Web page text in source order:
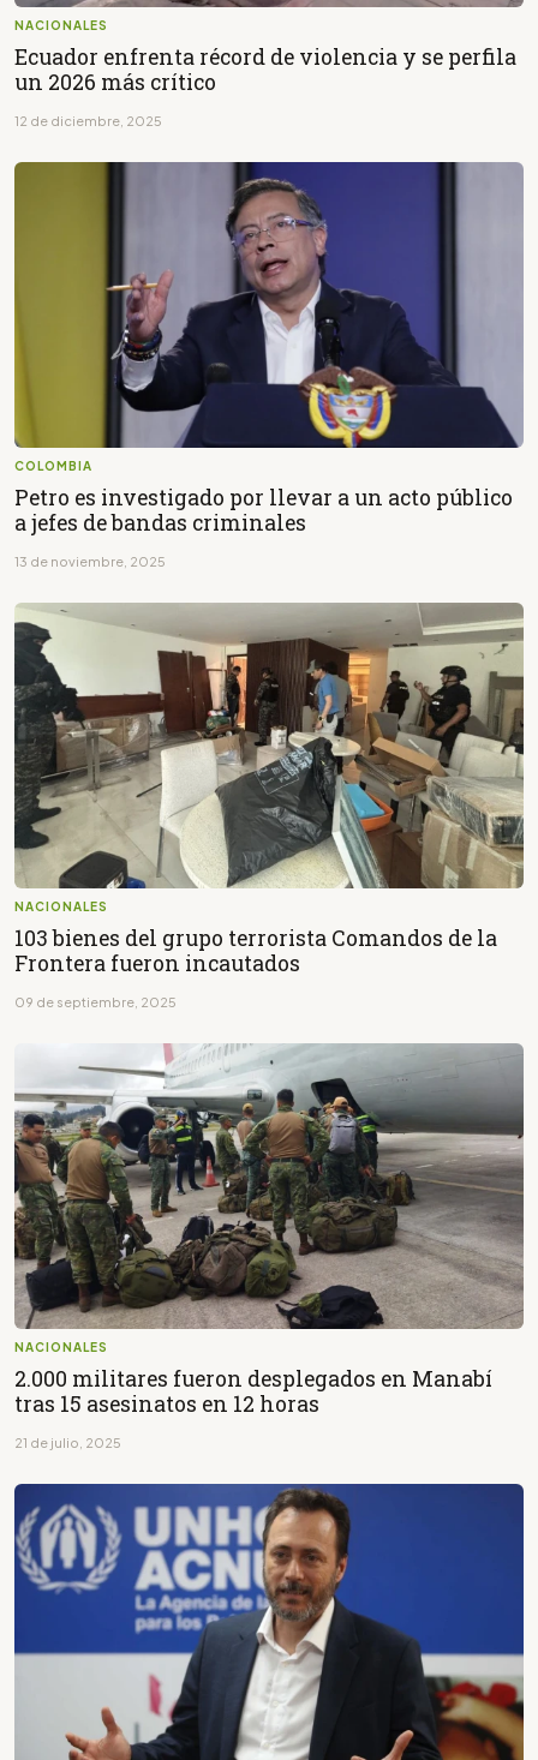
NACIONALES
Ecuador enfrenta récord de violencia y se perfila
un 2026 más crítico
12 de diciembre, 2025
COLOMBIA
Petro es investigado por llevar a un acto público
a jefes de bandas criminales
13 de noviembre, 2025
NACIONALES
103 bienes del grupo terrorista Comandos de la
Frontera fueron incautados
09 de septiembre, 2025
NACIONALES
2.000 militares fueron desplegados en Manabí
tras 15 asesinatos en 12 horas
21 de julio, 2025